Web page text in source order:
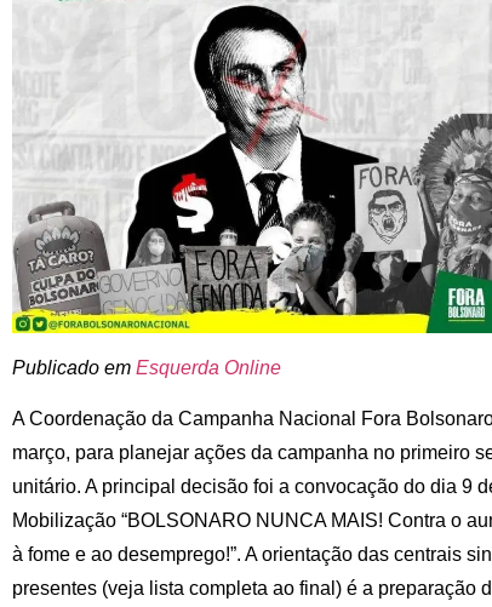
Publicado em Esquerda Online
A Coordenação da Campanha Nacional Fora
março, para planejar ações da campanha no primeiro
unitário. A principal decisão foi a convocação do dia 9
Mobilização “BOLSONARO NUNCA MAIS! Contra o
à fome e ao desemprego!”. A orientação das centrais
presentes (veja lista completa ao final) é a preparação